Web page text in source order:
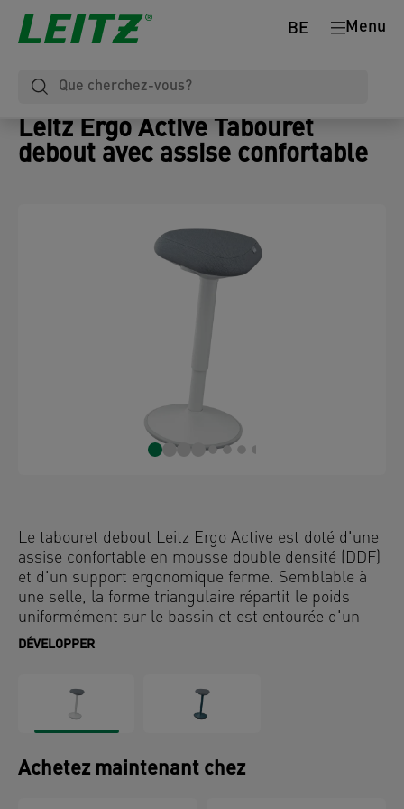
Menu
BE
Leitz Ergo Active Tabouret
debout avec assise confortable
Le tabouret debout Leitz Ergo Active est doté d'une
assise confortable en mousse double densité (DDF)
et d'un support ergonomique ferme. Semblable à
une selle, la forme triangulaire répartit le poids
uniformément sur le bassin et est entourée d'un
rembourrage en mousse souple pour réduire la
être utilisée penchée ou complètement assise, ce
qui vous encourage à vous asseoir plus droit, offrant
une expérience d'assise ultra confortable similaire à
celle d'un coussin de siège. Développé en
collaboration avec l'Institut pour la santé et
DÉVELOPPER
Achetez maintenant chez